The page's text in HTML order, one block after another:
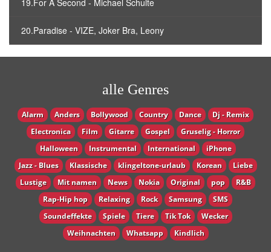
19.For A Second - Michael Schulte
20.Paradise - VIZE, Joker Bra, Leony
alle Genres
Alarm Anders Bollywood Country Dance
Dj - Remix
Electronica
Film Gitarre Gospel
Gruselig - Horror
Halloween
Instrumental International
iPhone
Jazz - Blues
Klassische klingeltone-urlaub Korean
Liebe
Lustige
Mit namen News Nokia Original pop
R&B
Rap-Hip hop
Relaxing Rock Samsung
SMS
Soundeffekte
Spiele Tiere Tik Tok
Wecker
Weihnachten
Whatsapp Кindlich